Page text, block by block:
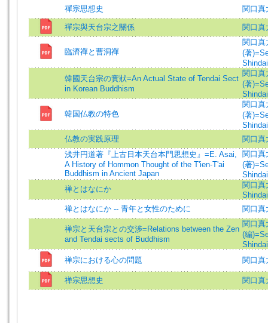
禪宗思想史
関口真
禪宗與天台宗之關係 関口真
臨濟禪と曹洞禪
関口真
(著
韓國天台宗の實狀=An Actual State of Tendai Sect
in Korean Buddhism
関口真
(著
韓国仏教の特色
関口真
(著
仏教の実践原理
関口真
浅井円道著『上古日本天台本門思想史』=E. Asai,
A History of Hommon Thought of the T'ien-T'ai
Buddhism in Ancient Japan
関口真
(著
禅とはなにか
関口
Shindai
禅とはなにか -- 青年と女性のために
関口真
禅宗と天台宗との交渉=Relations between the Zen
and Tendai sects of Buddhism
関口真
(編
禅宗における心の問題
関口真
禅宗思想史 関口真